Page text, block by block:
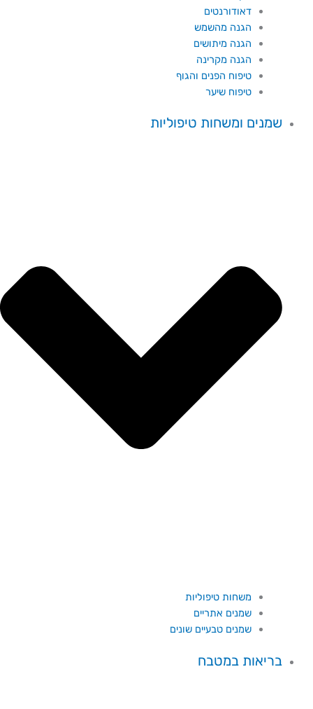
דאודורנטים
הגנה מהשמש
הגנה מיתושים
הגנה מקרינה
טיפוח הפנים והגוף
טיפוח שיער
שמנים ומשחות טיפוליות
משחות טיפוליות
שמנים אתריים
שמנים טבעיים שונים
בריאות במטבח